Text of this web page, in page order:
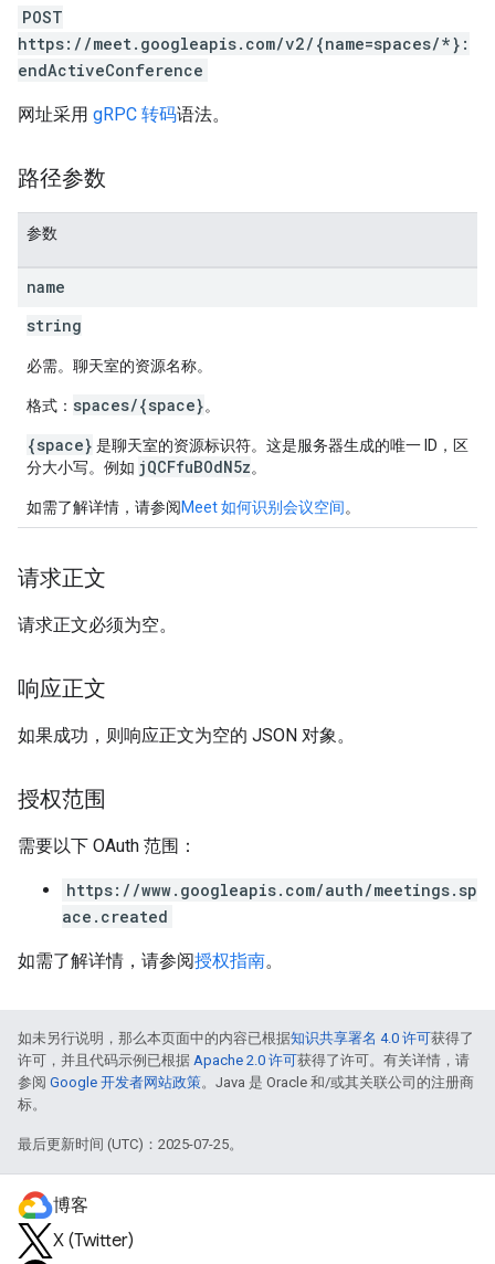
POST
https://meet.googleapis.com/v2/{name=spaces/*}:
endActiveConference
网址采用 gRPC 转码语法。
路径参数
参数
name
string
必需。聊天室的资源名称。
格式： spaces/{space}。
{space} 是聊天室的资源标识符。这是服务器生成的唯一 ID，区
分大小写。例如 jQCFfuBOdN5z。
如需了解详情，请参阅Meet 如何识别会议空间。
请求正文
请求正文必须为空。
响应正文
如果成功，则响应正文为空的 JSON 对象。
授权范围
需要以下 OAuth 范围：
https://www.googleapis.com/auth/meetings.sp
ace.created
如需了解详情，请参阅授权指南。
如未另行说明，那么本页面中的内容已根据知识共享署名 4.0 许可获得了
许可，并且代码示例已根据 Apache 2.0 许可获得了许可。有关详情，请
参阅 Google 开发者网站政策。Java 是 Oracle 和/或其关联公司的注册商
标。
最后更新时间 (UTC)：2025-07-25。
博客
X (Twitter)